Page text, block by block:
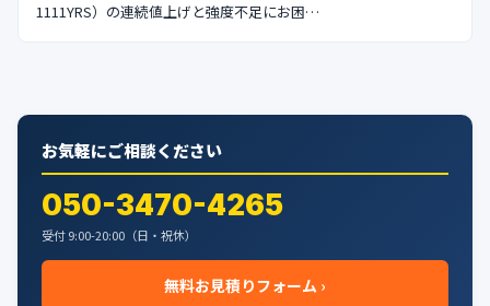
1111YRS）の連続値上げと強度不足にお困…
お気軽にご相談ください
050-3470-4265
受付 9:00-20:00（日・祝休）
無料お見積りフォーム ›